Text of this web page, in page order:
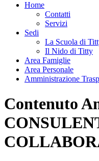
Home
Contatti
Servizi
Sedi
La Scuola di
Il Nido di Titty
Area Famiglie
Area Personale
Amministrazione
Contenuto